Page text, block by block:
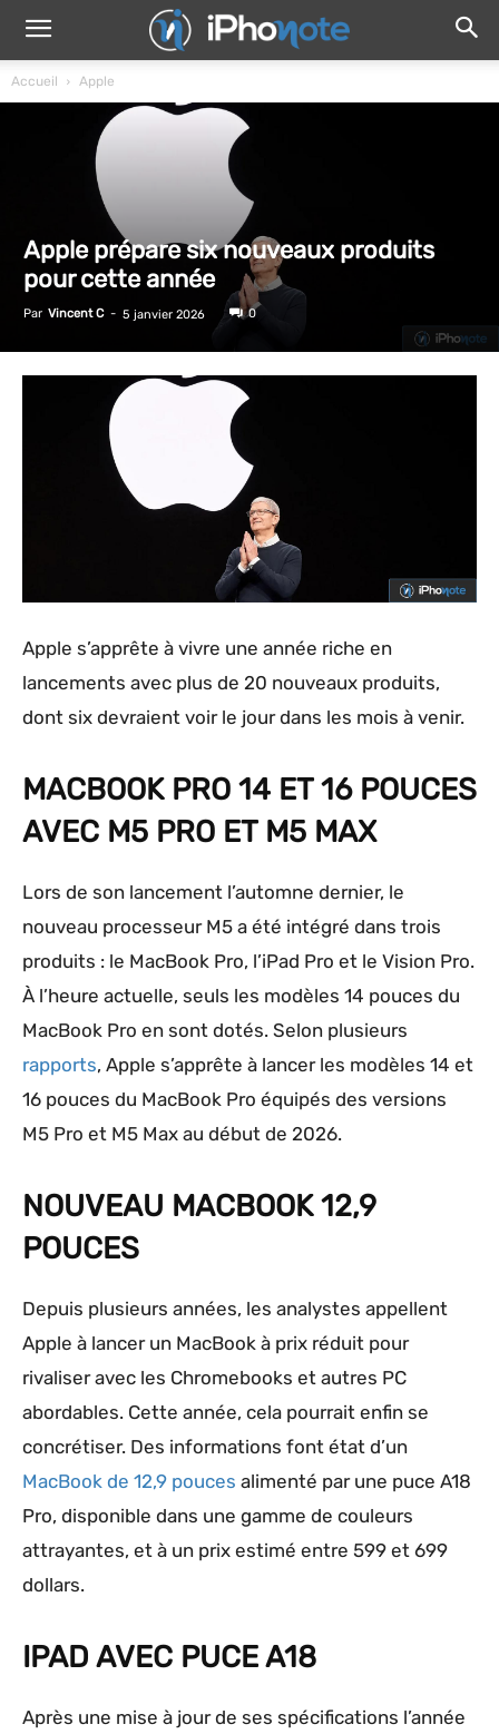
Accueil Apple
Apple prépare six nouveaux produits
pour cette année
Par Vincent C - 5 janvier 2026 0
Apple s’apprête à vivre une année riche en
lancements avec plus de 20 nouveaux produits,
dont six devraient voir le jour dans les mois à venir.
MACBOOK PRO 14 ET 16 POUCES
AVEC M5 PRO ET M5 MAX
Lors de son lancement l’automne dernier, le
nouveau processeur M5 a été intégré dans trois
produits : le MacBook Pro, l’iPad Pro et le Vision Pro.
À l’heure actuelle, seuls les modèles 14 pouces du
MacBook Pro en sont dotés. Selon plusieurs
rapports, Apple s’apprête à lancer les modèles 14 et
16 pouces du MacBook Pro équipés des versions
M5 Pro et M5 Max au début de 2026.
NOUVEAU MACBOOK 12,9
POUCES
Depuis plusieurs années, les analystes appellent
Apple à lancer un MacBook à prix réduit pour
rivaliser avec les Chromebooks et autres PC
abordables. Cette année, cela pourrait enfin se
concrétiser. Des informations font état d’un
MacBook de 12,9 pouces alimenté par une puce A18
Pro, disponible dans une gamme de couleurs
attrayantes, et à un prix estimé entre 599 et 699
dollars.
IPAD AVEC PUCE A18
Après une mise à jour de ses spécifications l’année